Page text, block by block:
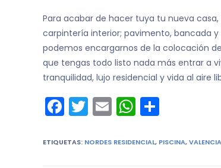
Para acabar de hacer tuya tu nueva
carpintería interior; pavimento, bancada
podemos encargarnos de la colocación
que tengas todo listo nada más entrar a
tranquilidad, lujo residencial y vida al aire
F
c
T
itt
E
ai
W
a m
ETIQUETAS: NORDES RESIDENCIAL, PISCINA,VALENCIA